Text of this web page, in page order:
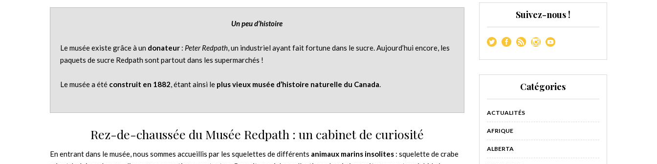
Un peu d’histoire
Le musée existe grâce à un donateur : Peter Redpath, un industriel ayant fait fortune dans le sucre. Aujourd’hui encore, les
paquets de sucre Redpath sont partout dans les supermarchés !
Le musée a été construit en 1882, étant ainsi le plus vieux musée d’histoire naturelle du Canada.
Rez-de-chaussée du Musée Redpath : un cabinet de curiosité
En entrant dans le musée, nous sommes accueillis par les squelettes de différents animaux marins insolites : squelette de crabe
Suivez-nous !
Catégories
ACTUALITÉS
AFRIQUE
ALBERTA